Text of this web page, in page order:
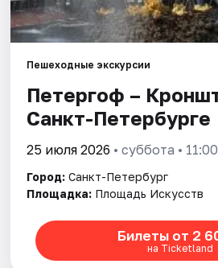
Артисты
Пешеходные экскурсии
Петергоф –
Санкт-Петербурге
25 июля 2026 • суббота • 11:00
Город: Санкт-Петербург
Площадка: Площадь Искусств
Билеты от 2
на Ticketland